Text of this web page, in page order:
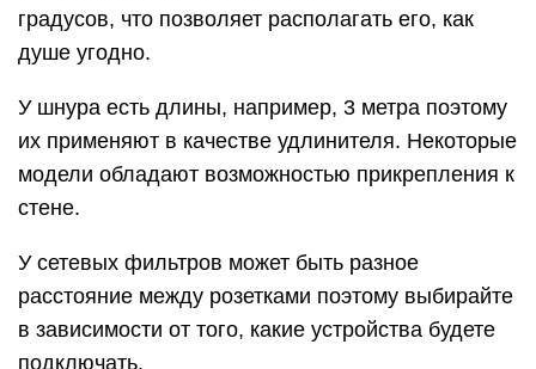
градусов, что позволяет располагать его, как
душе угодно.
У шнура есть длины, например, 3 метра поэтому
их применяют в качестве удлинителя. Некоторые
модели обладают возможностью прикрепления к
стене.
У сетевых фильтров может быть разное
расстояние между розетками поэтому выбирайте
в зависимости от того, какие устройства будете
подключать.